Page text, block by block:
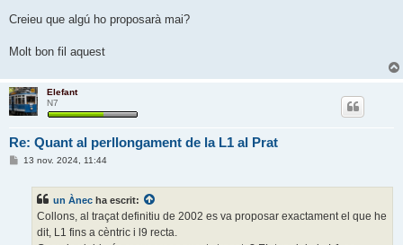
Creieu que algú ho proposarà mai?
Molt bon fil aquest
Elefant
N7
Re: Quant al perllongament de la L1 al Prat
E13 nov. 2024, 11:44
un Ànec ha escrit:
Collons, al traçat definitiu de 2002 es va proposar exactament el que he
dit, L1 fins a cèntric i l9 recta.